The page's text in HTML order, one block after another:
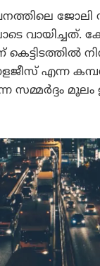
ജോലി
വായിച്ചത്.
എന്ന
സമ്മർദ്ദം